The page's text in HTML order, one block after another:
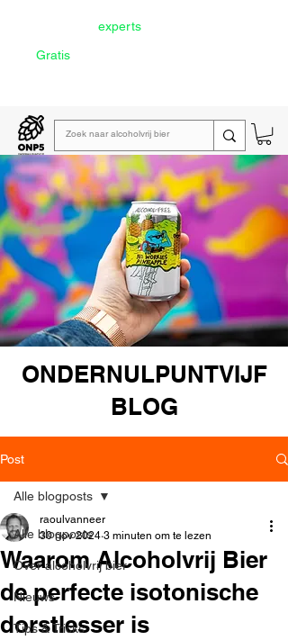
experts
Gratis
Post
Alle blogposts
Over alcoholvrij bier
Nieuws
Tips & Tricks
Alle blogposts
Waarom Alcoholvrij Bier
de perfecte isotonische
dorstlesser is
raoulvanneer
30 nov 2024 3 minuten om te lezen
ONDERNULPUNTVIJF
BLOG